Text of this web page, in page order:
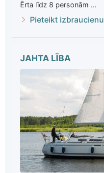
Ērta līdz 8 personām ...
Pieteikt izbraucienu
JAHTA LĪBA